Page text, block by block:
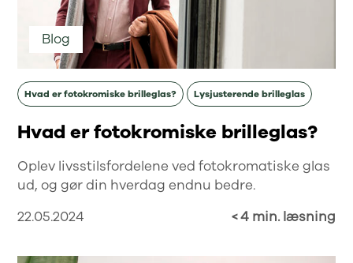
Blog
Hvad er fotokromiske brilleglas? Lysjusterende brilleglas
Hvad er fotokromiske brilleglas?
Oplev livsstilsfordelene ved fotokromatiske glas
ud, og gør din hverdag endnu bedre.
22.05.2024
< 4 min. læsning